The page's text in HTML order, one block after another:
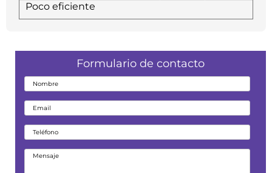
Poco eficiente
Formulario de contacto